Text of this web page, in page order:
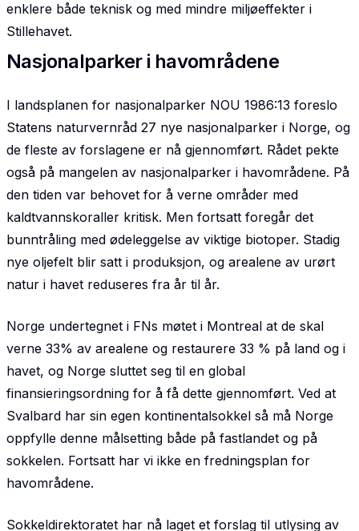
enklere både teknisk og med mindre miljøeffekter i
Stillehavet.
Nasjonalparker i havområdene
I landsplanen for nasjonalparker NOU 1986:13 foreslo
Statens naturvernråd 27 nye nasjonalparker i Norge, og
de fleste av forslagene er nå gjennomført. Rådet pekte
også på mangelen av nasjonalparker i havområdene. På
den tiden var behovet for å verne områder med
kaldtvannskoraller kritisk. Men fortsatt foregår det
bunntråling med ødeleggelse av viktige biotoper. Stadig
nye oljefelt blir satt i produksjon, og arealene av urørt
natur i havet reduseres fra år til år.
Norge undertegnet i FNs møtet i Montreal at de skal
verne 33% av arealene og restaurere 33 % på land og i
havet, og Norge sluttet seg til en global
finansieringsordning for å få dette gjennomført. Ved at
Svalbard har sin egen kontinentalsokkel så må Norge
oppfylle denne målsetting både på fastlandet og på
sokkelen. Fortsatt har vi ikke en fredningsplan for
havområdene.
Sokkeldirektoratet har nå laget et forslag til utlysing av